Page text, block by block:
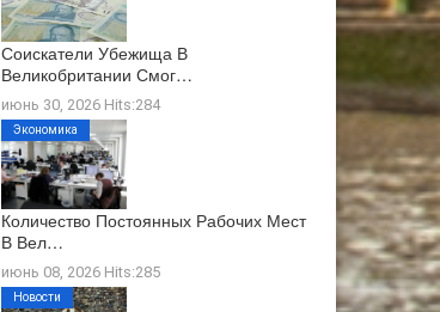
Соискатели Убежища В
Великобритании Смог…
июнь 30, 2026 Hits:284
Количество Постоянных Рабочих Мест
В Вел…
июнь 08, 2026 Hits:285
Экономика
Новости